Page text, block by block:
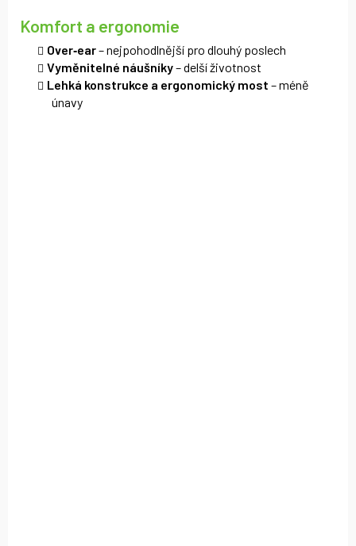
Komfort a ergonomie
Over‑ear– nejpohodlnější pro dlouhý poslech
Vyměnitelné náušníky– delší životnost
Lehká konstrukce a ergonomický most – méně
únavy